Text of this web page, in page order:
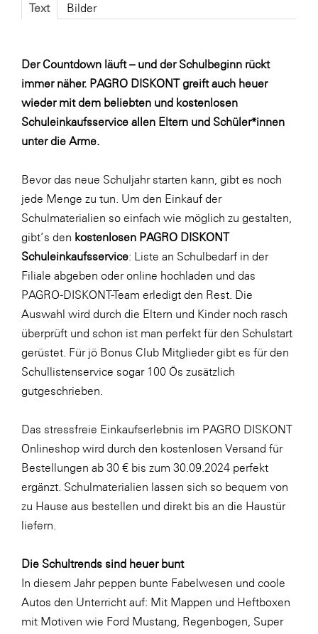
foodaffairs
FRoSTA
FV Energierohstoff & Kraftstoff
Gardena
Gas Connect Austria
Bauvereinigungen
Getzner Werkstoffe
Heimat Österreich
ikp
Johnson & Johnson
JELD-WEN DANA
kosaplaner
LAT Nitrogen
Libro
Die Menü-Manufaktur
MTH Retail Group
OMV
PHH Rechtsanwält:innen
Primark
Salesforce
Text Bilder
Der Countdown läuft – und der Schulbeginn rückt
immer näher. PAGRO DISKONT greift auch heuer
wieder mit dem beliebten und kostenlosen
Schuleinkaufsservice allen Eltern und Schüler*innen
unter die Arme.
Bevor das neue Schuljahr starten kann, gibt es noch
jede Menge zu tun. Um den Einkauf der
Schulmaterialien so einfach wie möglich zu gestalten,
gibt’s den kostenlosen PAGRO DISKONT
Schuleinkaufsservice: Liste an Schulbedarf in der
Filiale abgeben oderonline hochladen und das
PAGRO-DISKONT-Team erledigt den Rest. Die
Auswahl wird durch die Eltern und Kinder noch rasch
überprüft und schon ist man perfekt für den Schulstart
gerüstet. Für jö Bonus Club Mitglieder gibt es für den
Schullistenservice sogar 100 Ös zusätzlich
gutgeschrieben.
Das stressfreie Einkaufserlebnis im PAGRO DISKONT
Onlineshop wird durch den kostenlosen Versand für
Bestellungen ab 30 € bis zum 30.09.2024 perfekt
ergänzt. Schulmaterialien lassen sich so bequem von
zu Hause aus bestellen und direkt bis an die Haustür
liefern.
Die Schultrends sind heuer bunt
In diesem Jahr peppen bunte Fabelwesen und coole
Autos den Unterricht auf: Mit Mappen und Heftboxen
mit Motiven wie Ford Mustang Regenbogen Super